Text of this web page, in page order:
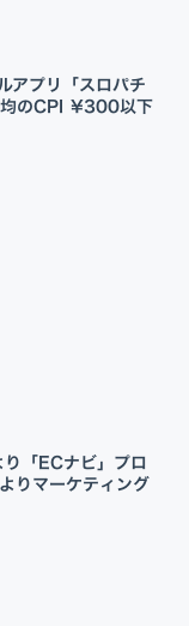
アプリ「スロパチ
均のCPI ¥300以下
「ECナビ」プロ
りマーケティング